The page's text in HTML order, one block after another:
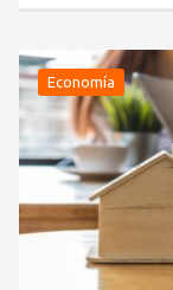
Economía